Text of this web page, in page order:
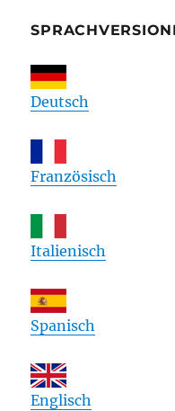
Deutsch
Französisch
Italienisch
Spanisch
Englisch